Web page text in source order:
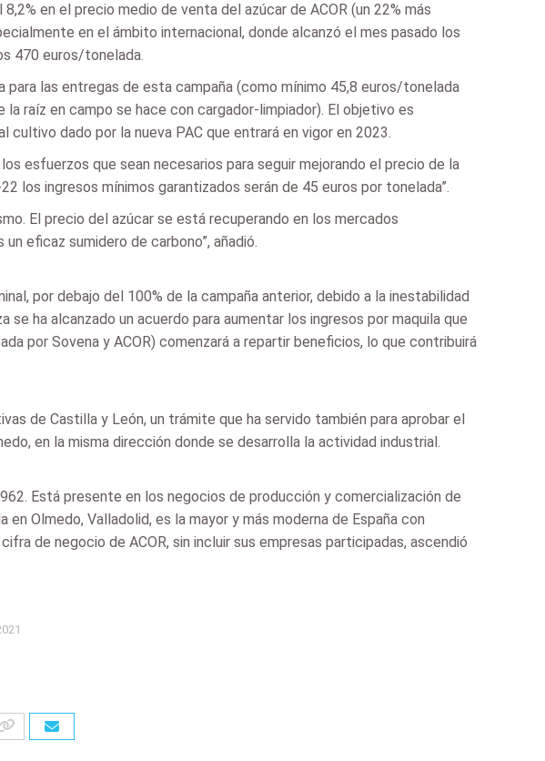
en el precio medio de venta del azúcar de ACOR (un 22% más
en el ámbito internacional, donde alcanzó el mes pasado los
470 euros/tonelada.
para las entregas de esta campaña (como mínimo 45,8 euros/tonelada
raíz en campo se hace con cargador-limpiador). El objetivo es
dado por la nueva PAC que entrará en vigor en 2023.
esfuerzos que sean necesarios para seguir mejorando el precio de la
los ingresos mínimos garantizados serán de 45 euros por tonelada”.
El precio del azúcar se está recuperando en los mercados
eficaz sumidero de carbono”, añadió.
por debajo del 100% de la campaña anterior, debido a la inestabilidad
ha alcanzado un acuerdo para aumentar los ingresos por maquila que
por Sovena y ACOR) comenzará a repartir beneficios, lo que contribuirá
de Castilla y León, un trámite que ha servido también para aprobar el
en la misma dirección donde se desarrolla la actividad industrial.
Está presente en los negocios de producción y comercialización de
Olmedo, Valladolid, es la mayor y más moderna de España con
de negocio de ACOR, sin incluir sus empresas participadas, ascendió